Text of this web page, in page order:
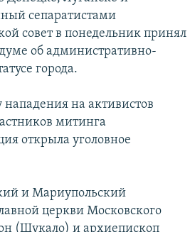
сепаратистами
совет в понедельник принял
об административно-
города.
нападения на активистов
митинга
открыла уголовное
и Мариупольский
церкви Московского
(Шукало) и архиепископ